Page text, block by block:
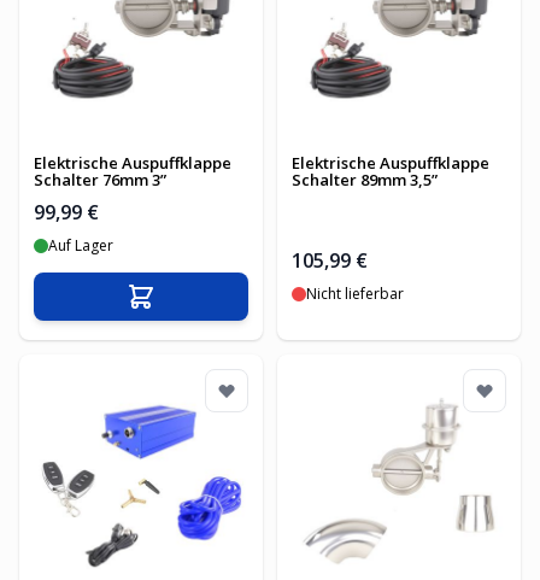
Elektrische Auspuffklappe
Schalter 76mm 3”
99,99 €
Auf Lager
In den Warenkorb
Elektrische Auspuffklappe
Schalter 89mm 3,5”
105,99 €
Nicht lieferbar